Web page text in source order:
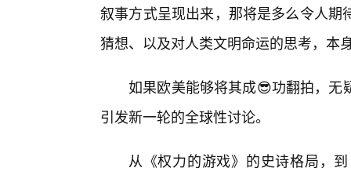
叙事方式呈现出来，那将是多么令人
猜想、以及对人类文明命运的思考，本
如果欧美能够将其成😎功翻拍，无
引发新一轮的全球性讨论。
从《权力的游戏》的史诗格局，